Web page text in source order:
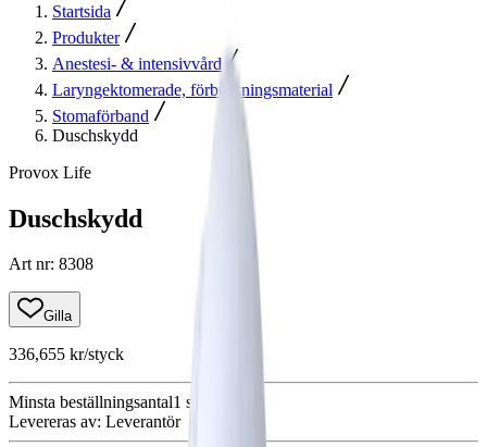
Startsida
Produkter
Anestesi- & intensivvård
Laryngektomerade, förbrukningsmaterial
Stomaförband
Duschskydd
Provox Life
Duschskydd
Art nr: 8308
Gilla
336,655 kr/styck
Minsta beställningsantal1 st
Levereras av: Leverantör